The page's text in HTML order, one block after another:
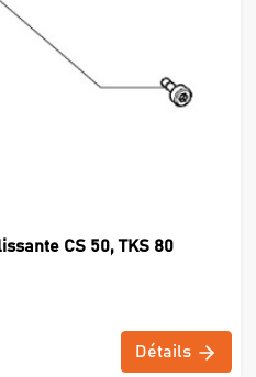
CS 50, TKS 80
Détails